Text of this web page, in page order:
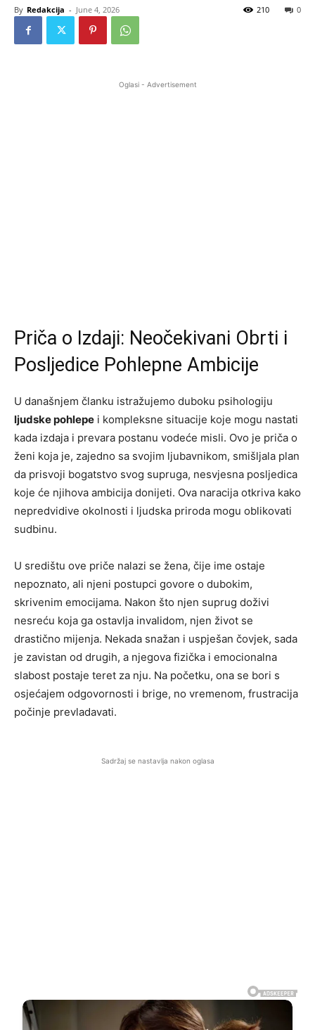
By Redakcija - June 4, 2026 0
210
Oglasi - Advertisement
Priča o Izdaji: Neočekivani Obrti i
Posljedice Pohlepne Ambicije
U današnjem članku istražujemo duboku psihologiju
ljudske pohlepe i kompleksne situacije koje mogu nastati
kada izdaja i prevara postanu vodeće misli. Ovo je priča o
ženi koja je, zajedno sa svojim ljubavnikom, smišljala plan
da prisvoji bogatstvo svog supruga, nesvjesna posljedica
koje će njihova ambicija donijeti. Ova naracija otkriva kako
nepredvidive okolnosti i ljudska priroda mogu oblikovati
sudbinu.
U središtu ove priče nalazi se žena, čije ime ostaje
nepoznato, ali njeni postupci govore o dubokim,
skrivenim emocijama. Nakon što njen suprug doživi
nesreću koja ga ostavlja invalidom, njen život se
drastično mijenja. Nekada snažan i uspješan čovjek, sada
je zavistan od drugih, a njegova fizička i emocionalna
slabost postaje teret za nju. Na početku, ona se bori s
osjećajem odgovornosti i brige, no vremenom, frustracija
počinje prevladavati.
Sadržaj se nastavlja nakon oglasa